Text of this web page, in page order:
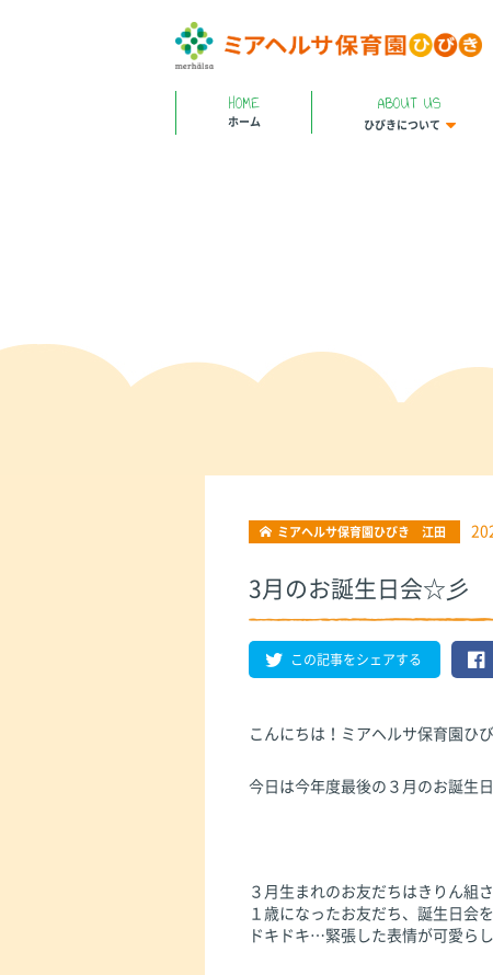
HOME
ホーム
ABOUT US
ひびきについて
ミアヘルサ保育園ひびき 江田
3月のお誕生日会☆彡
この記事をシェアする
こんにちは！ミアヘルサ保育園ひ
今日は今年度最後の３月のお誕生
３月生まれのお友だちはきりん組
１歳になったお友だち、誕生日会
ドキドキ…緊張した表情が可愛ら